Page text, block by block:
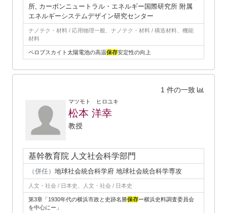
所, カーボンニュートラル・エネルギー国際研究所 附属
エネルギーシステムデザイン研究センター
ナノテク・材料 / 応用物理一般、ナノテク・材料 / 構造材料、機能
材料
ペロブスカイト太陽電池の高温保存安定性の向上
1 件の一致
マツモト ヒロユキ
松本 洋幸
教授
基幹教育院 人文社会科学部門
（併任） 地球社会統合科学府 地球社会統合科学専攻
人文・社会 / 日本史、人文・社会 / 日本史
第3章「1930年代の横浜市政と史跡名勝保存ー横浜史料調査委員会
を中心にー」